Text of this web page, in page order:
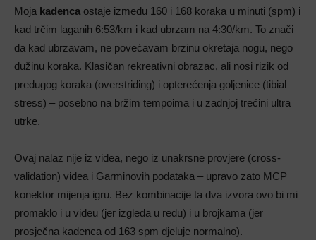
Moja kadenca ostaje između 160 i 168 koraka u minuti (spm) i
kad trčim laganih 6:53/km i kad ubrzam na 4:30/km. To znači
da kad ubrzavam, ne povećavam brzinu okretaja nogu, nego
dužinu koraka. Klasičan rekreativni obrazac, ali nosi rizik od
predugog koraka (overstriding) i opterećenja goljenice (tibial
stress) – posebno na bržim tempoima i u zadnjoj trećini ultra
utrke.
Ovaj nalaz nije iz videa, nego iz unakrsne provjere (cross-
validation) videa i Garminovih podataka – upravo zato MCP
konektor mijenja igru. Bez kombinacije ta dva izvora ovo bi mi
promaklo i u videu (jer izgleda u redu) i u brojkama (jer
prosječna kadenca od 163 spm djeluje normalno).